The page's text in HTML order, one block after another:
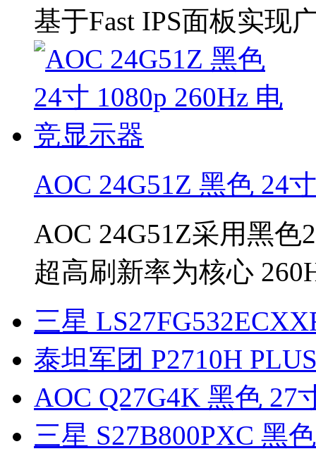
基于Fast IPS面板实现
AOC 24G51Z 黑色 24
AOC 24G51Z采用黑色
超高刷新率为核心
三星
泰坦军团 P2710H
AOC Q27G4K 黑色 27
三星 S27B800PXC 黑